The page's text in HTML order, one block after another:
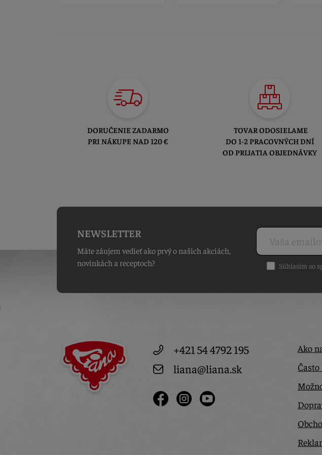
DORUČENIE ZADARMO
PRI NÁKUPE NAD 120 €
TOVAR ODOSIELAME
DO 1-2 PRACOVNÝCH DNÍ
OD PRIJATIA OBJEDNÁVKY
NEWSLETTER
Máte záujem vedieť ako prvý o našich akciách,
novinkách a receptoch?
Súhlasím so
+421 54 4792 195
liana@liana.sk
Ako